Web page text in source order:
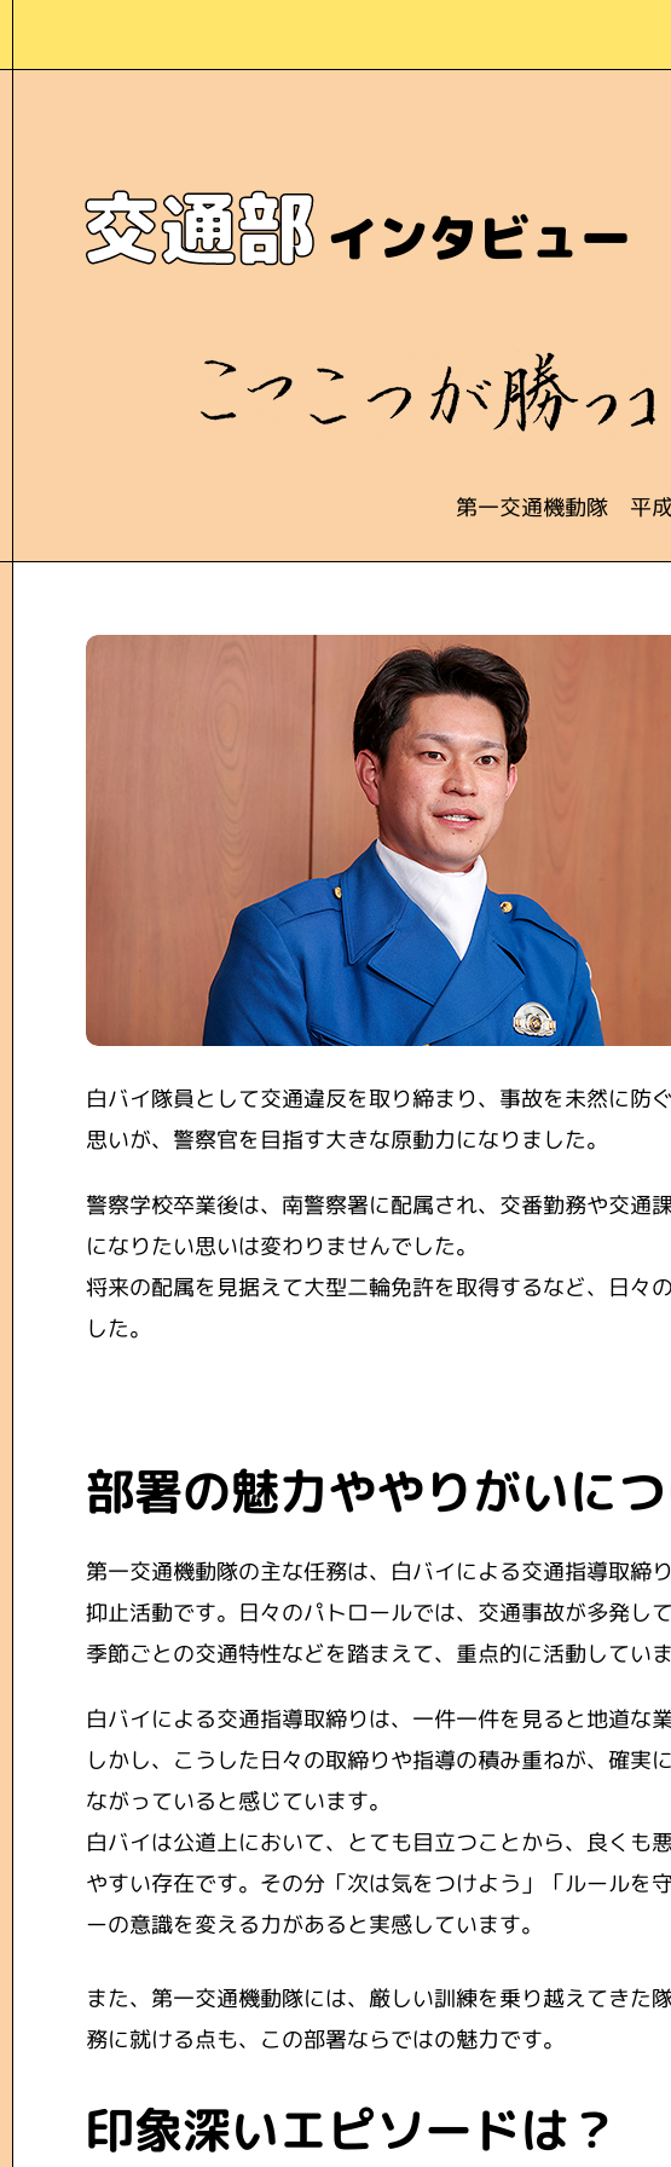
交通部 インタビュー
第一交通機動隊 平
白バイ隊員として交通違反を取り締まり、事故を未然に
思いが、警察官を目指す大きな原動力になりました。
警察学校卒業後は、南警察署に配属され、交番勤務や交
になりたい思いは変わりませんでした。
将来の配属を見据えて大型二輪免許を取得するなど、日々
した。
部署の魅力ややりがいに
第一交通機動隊の主な任務は、白バイによる交通指導取締
抑止活動です。日々のパトロールでは、交通事故が多発し
季節ごとの交通特性などを踏まえて、重点的に活動していま
白バイによる交通指導取締りは、一件一件を見ると地道な
しかし、こうした日々の取締りや指導の積み重ねが、確実
ながっていると感じています。
白バイは公道上において、とても目立つことから、良くも
やすい存在です。その分「次は気をつけよう」「ルールを
ーの意識を変える力があると実感しています。
また、第一交通機動隊には、厳しい訓練を乗り越えてき
務に就ける点も、この部署ならではの魅力です。
印象深いエピソードは？